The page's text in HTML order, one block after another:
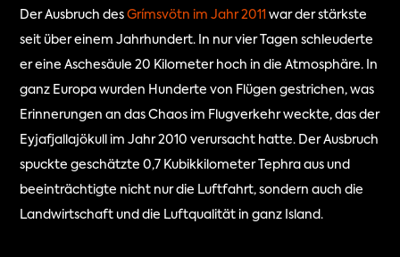
Der Ausbruch des Grímsvötn im Jahr 2011 war der stärkste
seit über einem Jahrhundert. In nur vier Tagen schleuderte
er eine Aschesäule 20 Kilometer hoch in die Atmosphäre. In
ganz Europa wurden Hunderte von Flügen gestrichen, was
Erinnerungen an das Chaos im Flugverkehr weckte, das der
Eyjafjallajökull im Jahr 2010 verursacht hatte. Der Ausbruch
spuckte geschätzte 0,7 Kubikkilometer Tephra aus und
beeinträchtigte nicht nur die Luftfahrt, sondern auch die
Landwirtschaft und die Luftqualität in ganz Island.